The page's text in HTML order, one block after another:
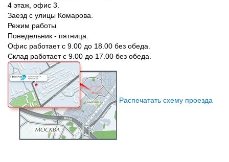
4 этаж, офис 3.
Заезд с улицы Комарова.
Режим работы
Понедельник - пятница.
Офис работает с 9.00 до 18.00 без обеда.
Склад работает с 9.00 до 17.00 без обеда.
Распечатать схему проезда